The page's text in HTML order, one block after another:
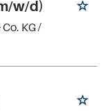
w/d)
KG/